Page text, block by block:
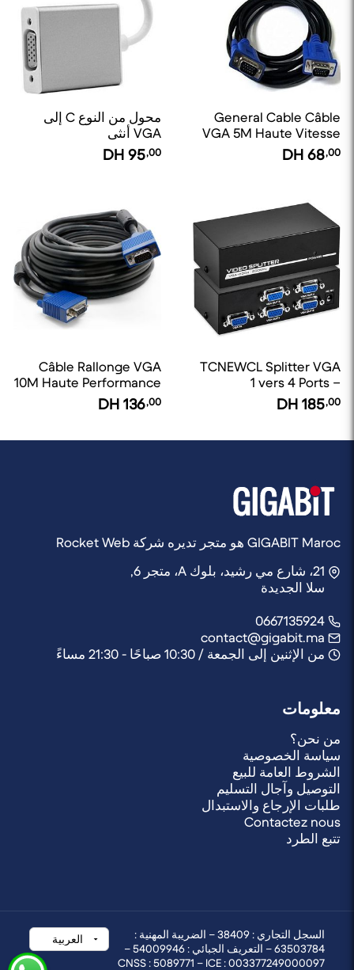
General Cable Câble
VGA 5M Haute Vitesse
Haute Qualité
68,00
محول من النوع C إلى
VGA أنثى
95,00
TCNEWCL Splitter VGA
1 vers 4 Ports –
Répartiteur
Audio/Vidéo VGA
185,00
Câble Rallonge VGA
10M Haute Performance
15 Broches
136,00
GIGABIT Maroc هو متجر تديره شركة Rocket Web
21، شارع مي رشيد، بلوك A، متجر 6,
سلا الجديدة
من الإثنين إلى الجمعة / 10:30 صباحًا - 21:30 مساءً
معلومات
من نحن؟
سياسة الخصوصية
الشروط العامة للبيع
التوصيل وآجال التسليم
طلبات الإرجاع والاستبدال
Contactez nous
تتبع الطرد
السجل التجاري : 38409 – الضريبة المهنية :
63503784 – التعريف الجبائي : 54009946 –
CNSS : 5089771 – ICE : 003377249000097